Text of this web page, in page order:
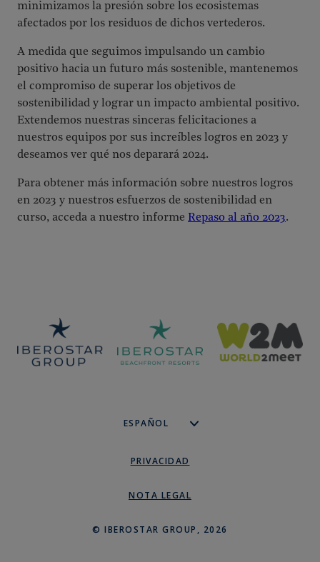
minimizamos la presión sobre los ecosistemas
afectados por los residuos de dichos vertederos.
A medida que seguimos impulsando un cambio
positivo hacia un futuro más sostenible, mantenemos
el compromiso de superar los objetivos de
sostenibilidad y lograr un impacto ambiental positivo.
Extendemos nuestras sinceras felicitaciones a
nuestros equipos por sus increíbles logros en 2023 y
deseamos ver qué nos deparará 2024.
Para obtener más información sobre nuestros logros
en 2023 y nuestros esfuerzos de sostenibilidad en
curso, acceda a nuestro informe Repaso al año 2023.
PRIVACIDAD
NOTA LEGAL
© IBEROSTAR GROUP, 2026